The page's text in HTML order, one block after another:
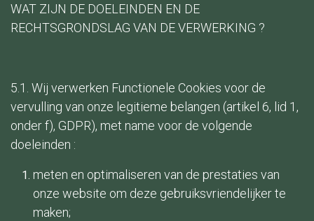
WAT ZIJN DE DOELEINDEN EN DE
RECHTSGRONDSLAG VAN DE VERWERKING ?
5.1. Wij verwerken Functionele Cookies voor de
vervulling van onze legitieme belangen (artikel 6, lid 1,
onder f), GDPR), met name voor de volgende
doeleinden :
meten en optimaliseren van de prestaties van
onze website om deze gebruiksvriendelijker te
maken;